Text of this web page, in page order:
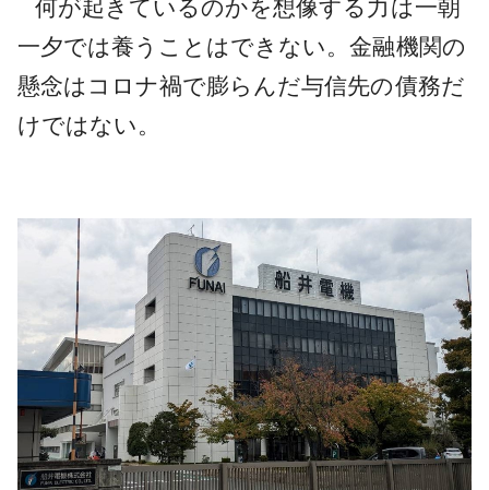
何が起きているのかを想像する力は一朝
一夕では養うことはできない。金融機関の
懸念はコロナ禍で膨らんだ与信先の債務だ
けではない。